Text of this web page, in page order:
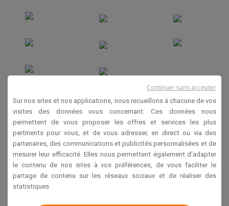
Conditions générales de vente
Privacy
Disclaimer
Cookies
Krëfel NV - Steenstraat 44 - Industriezone 4 "T Sas",
Sur nos sites et nos applications, nous recueillons à chacune de vos
visites des données vous concernant. Ces données nous
permettent de vous proposer les offres et services les plus
pertinents pour vous, et de vous adresser, en direct ou via des
partenaires, des communications et publicités personnalisées et de
mesurer leur efficacité. Elles nous permettent également d’adapter
le contenu de nos sites à vos préférences, de vous faciliter le
partage de contenu sur les réseaux sociaux et de réaliser des
statistiques.
Continuer sans accepter